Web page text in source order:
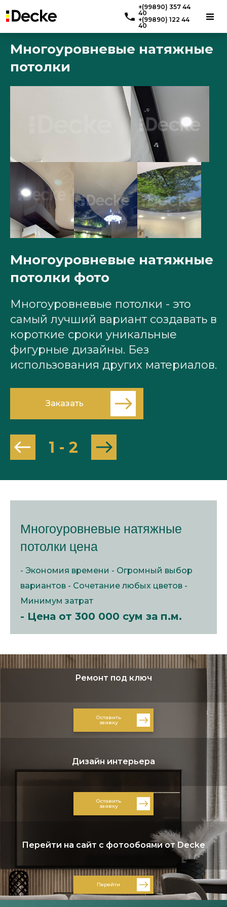
+(99890) 357 44
40
+(99890) 122 44
40
Многоуровневые натяжные
потолки
Многоуровневые натяжные
потолки фото
Многоуровневые потолки - это
самый лучший вариант создавать в
короткие сроки уникальные
фигурные дизайны. Без
использования других материалов.
Заказать
1 - 2
Многоуровневые натяжные
потолки цена
- Экономия времени - Огромный выбор
вариантов - Сочетание любых цветов -
Минимум затрат
- Цена от 300 000 сум за п.м.
Ремонт под ключ
Оставить
заявку
Дизайн интерьера
Оставить
заявку
Перейти на сайт с фотообоями от Decke
Перейти